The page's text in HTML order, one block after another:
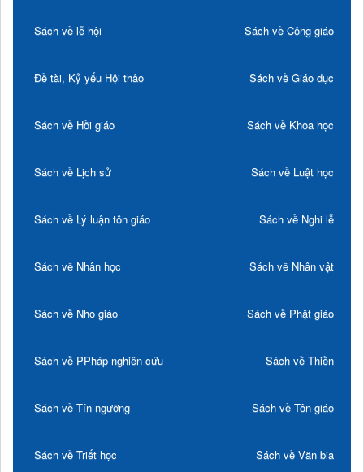
Sách về lễ hội Sách về Công giáo
Đề tài, Kỷ yếu Hội thảo Sách về Giáo dục
Sách về Hồi giáo Sách về Khoa học
Sách về Lịch sử Sách về Luật học
Sách về Lý luận tôn giáo Sách về Nghi lễ
Sách về Nhân học Sách về Nhân vật
Sách về Nho giáo Sách về Phật giáo
Sách về PPháp nghiên cứu Sách về Thiền
Sách về Tín ngưỡng Sách về Tôn giáo
Sách về Triết học Sách về Văn bia